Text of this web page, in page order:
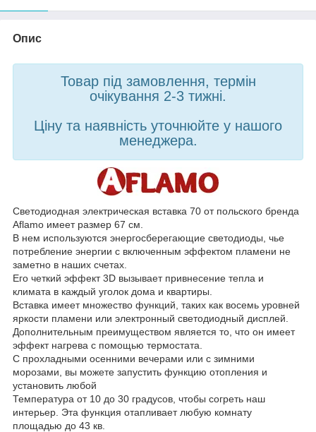
Опис
Товар під замовлення, термін
очікування 2-3 тижні.
Ціну та наявність уточнюйте у нашого
менеджера.
Светодиодная электрическая вставка 70 от польского бренда
Aflamo имеет размер 67 см.
В нем используются энергосберегающие светодиоды, чье
потребление энергии с включенным эффектом пламени не
заметно в наших счетах.
Его четкий эффект 3D вызывает привнесение тепла и
климата в каждый уголок дома и квартиры.
Вставка имеет множество функций, таких как восемь уровней
яркости пламени или электронный светодиодный дисплей.
Дополнительным преимуществом является то, что он имеет
эффект нагрева с помощью термостата.
С прохладными осенними вечерами или с зимними
морозами, вы можете запустить функцию отопления и
установить любой
Температура от 10 до 30 градусов, чтобы согреть наш
интерьер. Эта функция отапливает любую комнату
площадью до 43 кв.